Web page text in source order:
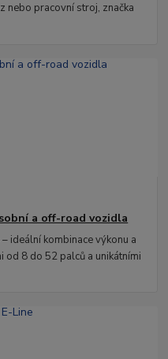
nebo pracovní stroj, značka
a off-road vozidla
ideální kombinace výkonu a
od 8 do 52 palců a unikátními